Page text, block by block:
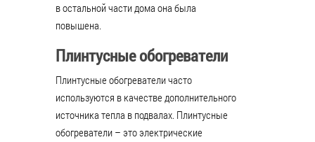
в остальной части дома она была
повышена.
Плинтусные обогреватели
Плинтусные обогреватели часто
используются в качестве дополнительного
источника тепла в подвалах. Плинтусные
обогреватели – это электрические